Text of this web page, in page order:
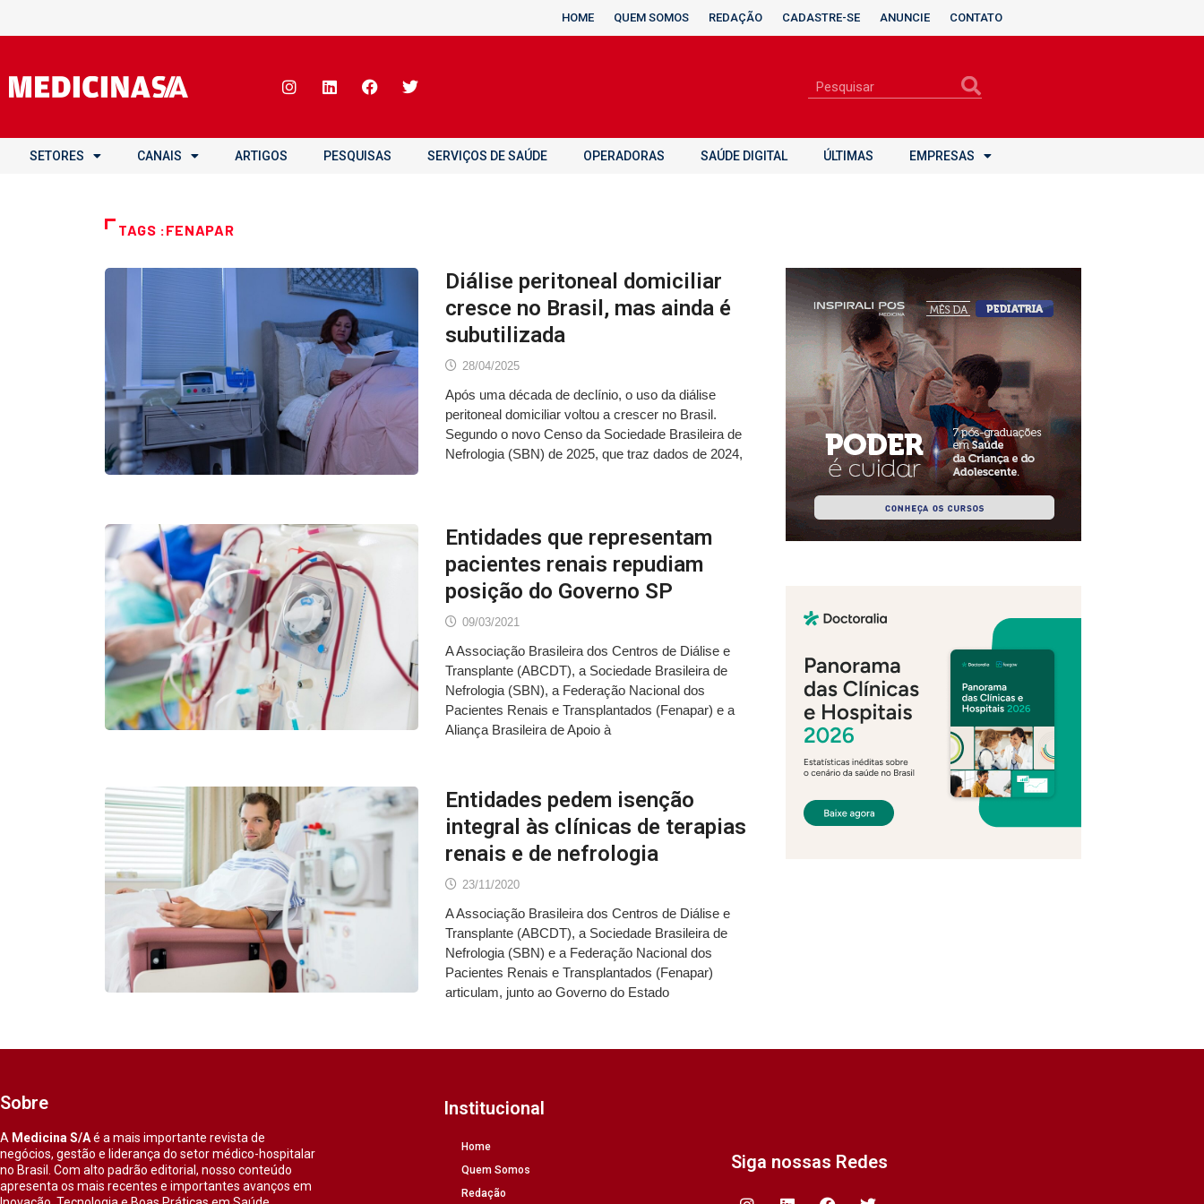
HOME QUEM SOMOS REDAÇÃO CADASTRE-SE ANUNCIE CONTATO
SETORES CANAIS ARTIGOS PESQUISAS SERVIÇOS DE SAÚDE OPERADORAS SAÚDE DIGITAL ÚLTIMAS EMPRESAS
TAGS :FENAPAR
Diálise peritoneal domiciliar
cresce no Brasil, mas ainda é
subutilizada
28/04/2025
Após uma década de declínio, o uso da diálise
peritoneal domiciliar voltou a crescer no Brasil.
Segundo o novo Censo da Sociedade Brasileira de
Nefrologia (SBN) de 2025, que traz dados de 2024,
Entidades que representam
pacientes renais repudiam
posição do Governo SP
09/03/2021
A Associação Brasileira dos Centros de Diálise e
Transplante (ABCDT), a Sociedade Brasileira de
Nefrologia (SBN), a Federação Nacional dos
Pacientes Renais e Transplantados (Fenapar) e a
Aliança Brasileira de Apoio à
Entidades pedem isenção
integral às clínicas de terapias
renais e de nefrologia
23/11/2020
A Associação Brasileira dos Centros de Diálise e
Transplante (ABCDT), a Sociedade Brasileira de
Nefrologia (SBN) e a Federação Nacional dos
Pacientes Renais e Transplantados (Fenapar)
articulam, junto ao Governo do Estado
Sobre
A Medicina S/Aé a mais importante revista de
negócios, gestão e liderança do setor médico-hospitalar
no Brasil. Com alto padrão editorial, nosso conteúdo
apresenta os mais recentes e importantes avanços em
Institucional
Home
Quem Somos
Redação
Siga nossas Redes